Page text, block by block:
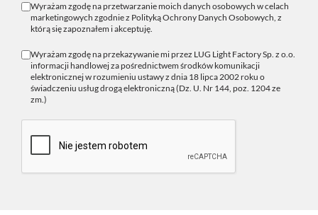
Wyrażam zgodę na przetwarzanie moich danych osobowych w celach
marketingowych zgodnie z Polityką Ochrony Danych Osobowych, z
którą się zapoznałem i akceptuję.
Wyrażam zgodę na przekazywanie mi przez LUG Light Factory Sp. z o.o.
informacji handlowej za pośrednictwem środków komunikacji
elektronicznej w rozumieniu ustawy z dnia 18 lipca 2002 roku o
świadczeniu usług drogą elektroniczną (Dz. U. Nr 144, poz. 1204 ze
zm.)